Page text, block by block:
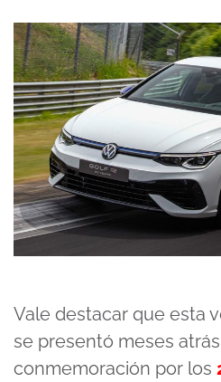
Vale destacar que esta
se presentó meses
conmemoración por los